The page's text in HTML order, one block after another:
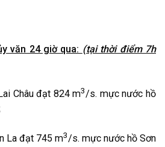
văn 24 giờ qua: (tại thời điểm 7h
Châu đạt 824 m3/s. mực nước hồ
La đạt 745 m3/s. mực nước hồ Sơn